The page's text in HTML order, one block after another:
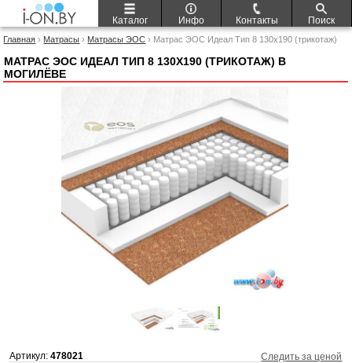
Каталог Инфо Контакты Поиск
Главная › Матрасы › Матрасы ЭОС › Матрас ЭОС Идеал Тип 8 130x190 (трикотаж)
МАТРАС ЭОС ИДЕАЛ ТИП 8 130X190 (ТРИКОТАЖ) В
МОГИЛЁВЕ
Артикул:478021 Следить за ценой